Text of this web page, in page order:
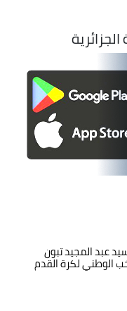
عبد المجيد تبون
لكرة القدم